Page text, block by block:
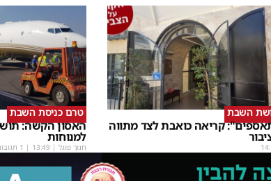
השבת
קריאה כואבת לצד מתווה
טרם כניסת השבת
האסון הקשה:
למנוחות
חנוך פוגל |
13:49 | 1 תגובות